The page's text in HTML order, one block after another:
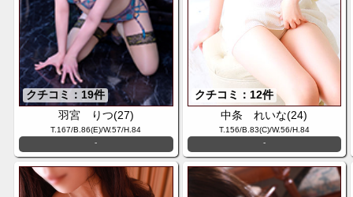
クチコミ：19件
羽宮 りつ(27)
T.167/B.86(E)/W.57/H.84
-
クチコミ：12件
中条 れいな(24)
T.156/B.83(C)/W.56/H.84
-